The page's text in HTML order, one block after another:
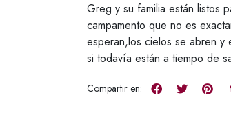
Greg y su familia están listos
campamento que no es
esperan,los cielos se abren y
si todavía están a tiempo de
Compartir en: